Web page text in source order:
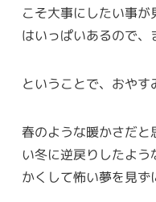
こそ大事にしたい事
はいっぱいあるので、
ということで、おやす
春のような暖かさだ
い冬に逆戻りしたよ
かくして怖い夢を見ず